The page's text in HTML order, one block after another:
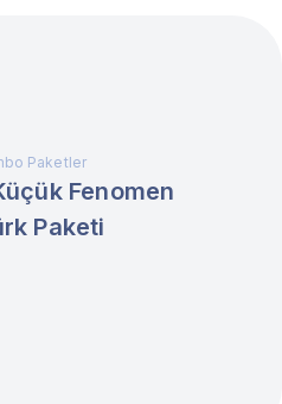
Paketler
Fenomen
Paketi